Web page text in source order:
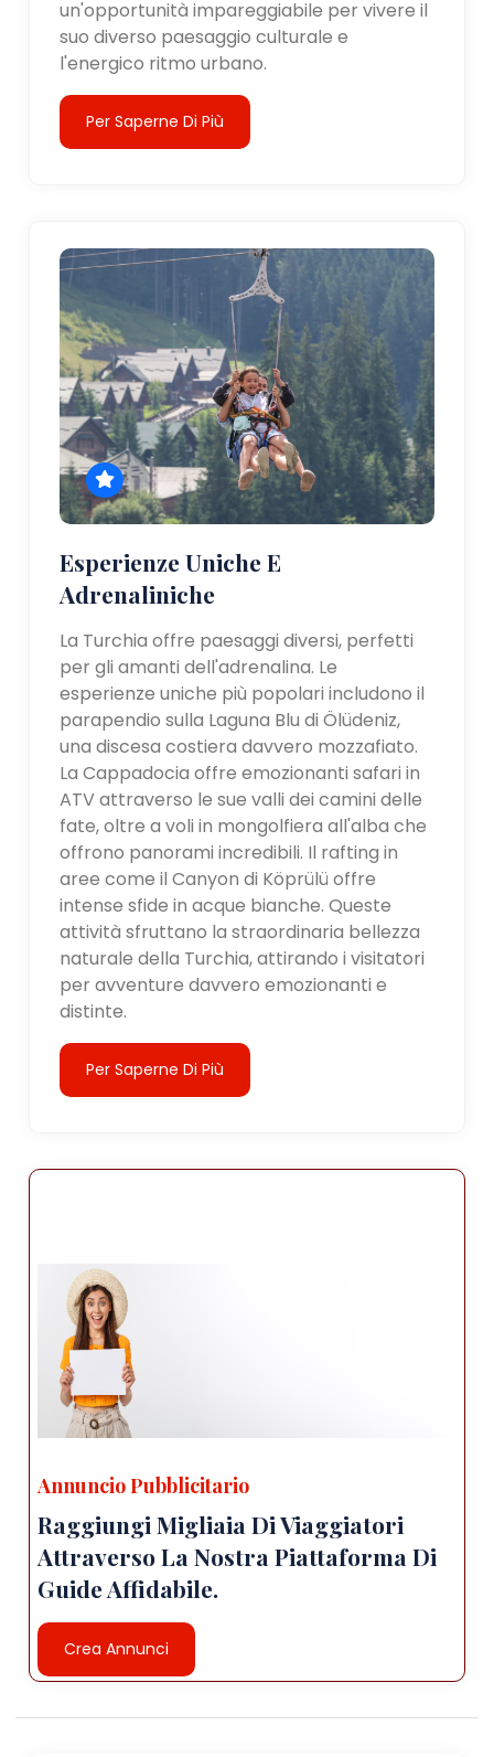
un'opportunità impareggiabile per vivere il
suo diverso paesaggio culturale e
l'energico ritmo urbano.
Per Saperne Di Più
Esperienze Uniche E
Adrenaliniche
La Turchia offre paesaggi diversi, perfetti
per gli amanti dell'adrenalina. Le
esperienze uniche più popolari includono il
parapendio sulla Laguna Blu di Ölüdeniz,
una discesa costiera davvero mozzafiato.
La Cappadocia offre emozionanti safari in
ATV attraverso le sue valli dei camini delle
fate, oltre a voli in mongolfiera all'alba che
offrono panorami incredibili. Il rafting in
aree come il Canyon di Köprülü offre
intense sfide in acque bianche. Queste
attività sfruttano la straordinaria bellezza
naturale della Turchia, attirando i visitatori
per avventure davvero emozionanti e
distinte.
Per Saperne Di Più
Annuncio Pubblicitario
Raggiungi Migliaia Di Viaggiatori
Attraverso La Nostra Piattaforma Di
Guide Affidabile.
Crea Annunci